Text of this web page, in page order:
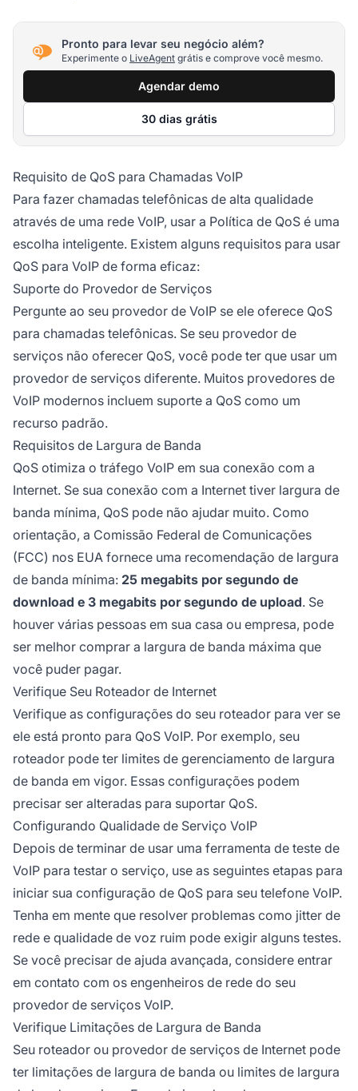
Pronto para levar seu negócio além?
Experimente o LiveAgent grátis e comprove você mesmo.
Agendar demo
30 dias grátis
Requisito de QoS para Chamadas VoIP
Para fazer chamadas telefônicas de alta qualidade
através de uma rede VoIP, usar a Política de QoS é uma
escolha inteligente. Existem alguns requisitos para usar
QoS para VoIP de forma eficaz:
Suporte do Provedor de Serviços
Pergunte ao seu provedor de VoIP se ele oferece QoS
para chamadas telefônicas. Se seu provedor de
serviços não oferecer QoS, você pode ter que usar um
provedor de serviços diferente. Muitos provedores de
VoIP modernos incluem suporte a QoS como um
recurso padrão.
Requisitos de Largura de Banda
QoS otimiza o tráfego VoIP em sua conexão com a
Internet. Se sua conexão com a Internet tiver largura de
banda mínima, QoS pode não ajudar muito. Como
orientação, a Comissão Federal de Comunicações
(FCC) nos EUA fornece uma recomendação de largura
de banda mínima: 25 megabits por segundo de
download e 3 megabits por segundo de upload. Se
houver várias pessoas em sua casa ou empresa, pode
ser melhor comprar a largura de banda máxima que
você puder pagar.
Verifique Seu Roteador de Internet
Verifique as configurações do seu roteador para ver se
ele está pronto para QoS VoIP. Por exemplo, seu
roteador pode ter limites de gerenciamento de largura
de banda em vigor. Essas configurações podem
precisar ser alteradas para suportar QoS.
Configurando Qualidade de Serviço VoIP
Depois de terminar de usar uma ferramenta de teste de
VoIP para testar o serviço, use as seguintes etapas para
iniciar sua configuração de QoS para seu telefone VoIP.
Tenha em mente que resolver problemas como jitter de
rede e qualidade de voz ruim pode exigir alguns testes.
Se você precisar de ajuda avançada, considere entrar
em contato com os engenheiros de rede do seu
provedor de serviços VoIP.
Verifique Limitações de Largura de Banda
Seu roteador ou provedor de serviços de Internet pode
ter limitações de largura de banda ou limites de largura